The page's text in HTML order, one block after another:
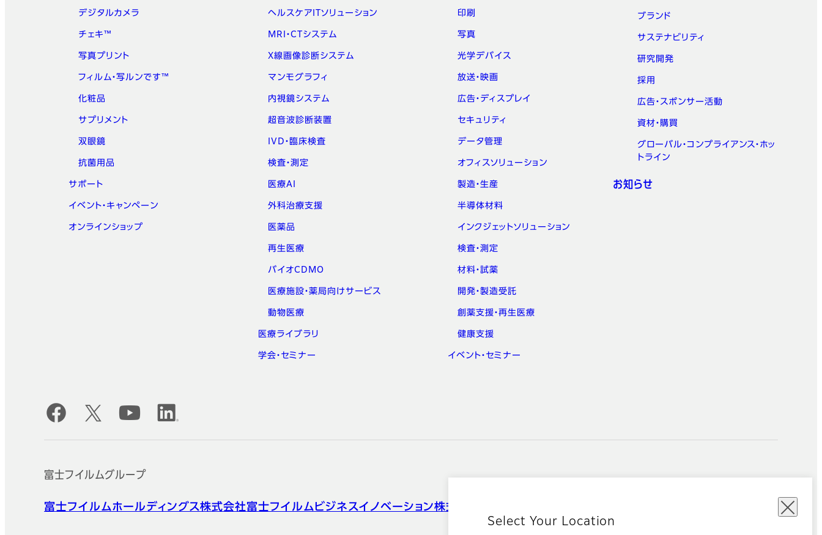
Select Your Location
デジタルカメラ
チェキ™
写真プリント
フィルム・写ルンです™
化粧品
サプリメント
双眼鏡
抗菌用品
サポート
イベント・キャンペーン
オンラインショップ
ヘルスケアITソリューション
MRI・CTシステム
X線画像診断システム
マンモグラフィ
内視鏡システム
超音波診断装置
IVD・臨床検査
検査・測定
医療AI
外科治療支援
医薬品
再生医療
バイオCDMO
医療施設・薬局向けサービス
動物医療
医療ライブラリ
学会・セミナー
印刷
写真
光学デバイス
放送・映画
広告・ディスプレイ
セキュリティ
データ管理
オフィスソリューション
製造・生産
半導体材料
インクジェットソリューション
検査・測定
材料・試薬
開発・製造受託
創薬支援・再生医療
健康支援
イベント・セミナー
ブランド
サステナビリティ
研究開発
採用
広告・スポンサー活動
資材・購買
グローバル・コンプライアンス・ホッ
トライン
お知らせ
公式SNSアカウント
富士フイルムグループ
富士フイルムホールディングス株式会社富士フイルムビジネスイノベーション株式会社